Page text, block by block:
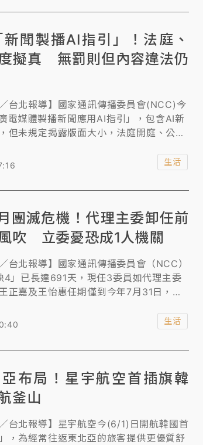
聞製播AI指引」！法庭、
擬真 無罰則但內容違法仍
／台北報導】國家通訊傳播委員會(NCC)今
電媒體製播新聞應用AI指引」，包含AI新
但未規定揭露版面大小，法庭開庭、公共
NCC強調，該指引是參考性質的行政指
腥等畫面，仍可以既有法規懲處。
生活
團滅危機！代理主委卸任前
吹 立委憂恐成1人機關
台北報導】國家通訊傳播委員會（NCC）
4」已長達691天，現任3委員如代理主委
正嘉及王怡惠任期僅到今年7月31日，恐
規模人事異動，綜規處長溫俊瑜升任主
規定沒有委員的時候怎麼處理，這是行政
生活
布局！星宇航空首插旗韓
釜山
／台北報導】星宇航空今(6/1)日開航韓國首
，為經常往返東北亞的旅客提供更優質舒